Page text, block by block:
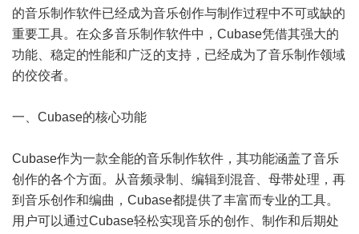
的音乐制作软件已经成为音乐创作与制作过程中不可或缺的
重要工具。在众多音乐制作软件中，Cubase凭借其强大的
功能、稳定的性能和广泛的支持，已经成为了音乐制作领域
的佼佼者。
一、Cubase的核心功能
Cubase作为一款全能的音乐制作软件，其功能涵盖了音乐
创作的各个方面。从音频录制、编辑到混音、母带处理，再
到音乐创作和编曲，Cubase都提供了丰富而专业的工具。
用户可以通过Cubase轻松实现音乐的创作、制作和后期处